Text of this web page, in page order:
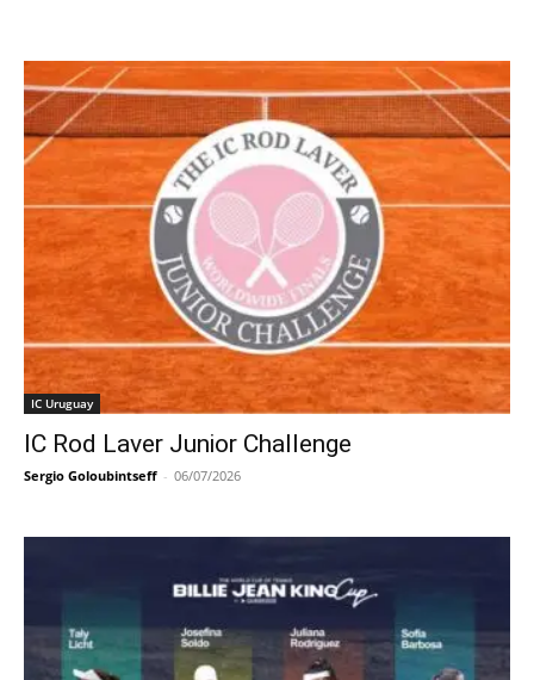
IC Uruguay
IC Rod Laver Junior Challenge
Sergio Goloubintseff - 06/07/2026